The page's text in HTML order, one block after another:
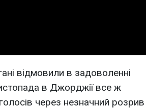
відмовили в задоволенні
в Джорджії все ж
через незначний розрив